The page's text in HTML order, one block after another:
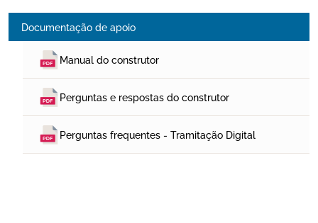
Documentação de apoio
Manual do construtor
Perguntas e respostas do construtor
Perguntas frequentes - Tramitação Digital